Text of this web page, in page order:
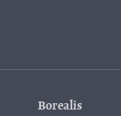
Borealis